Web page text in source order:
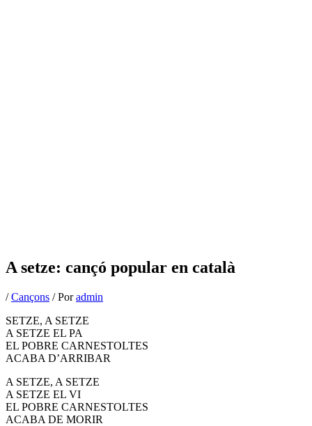
A setze: cançó popular en català
/Cançons / Poradmin
SETZE, A SETZE
A SETZE EL PA
EL POBRE CARNESTOLTES
ACABA D’ARRIBAR
A SETZE, A SETZE
A SETZE EL VI
EL POBRE CARNESTOLTES
ACABA DE MORIR